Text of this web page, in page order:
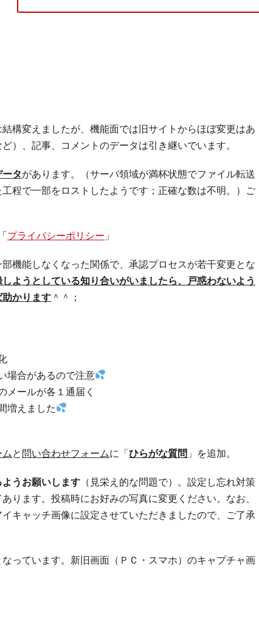
構変えましたが、機能面では旧サイトからほぼ変更はあ
）、記事、コメントのデータは引き継いでいます。
タがあります。（サーバ領域が満杯状態でファイル転送
程で一部をロストしたようです；正確な数は不明。）ご
プライバシーポリシー 」
機能しなくなった関係で、承認プロセスが若干変更とな
しようとしている知り合いがいましたら、戸惑わないよう
かります ＾＾；
合があるので注意
ールが各１通届く
増えました
と 問い合わせフォームに「 ひらがな質問 」を追加。
ようお願いします （見栄え的な問題で）。設定し忘れ対策
ります。投稿時にお好みの写真に変更ください。なお、
キャッチ画像に設定させていただきましたので、ご了承
っています。新旧画面（ＰＣ・スマホ）のキャプチャ画